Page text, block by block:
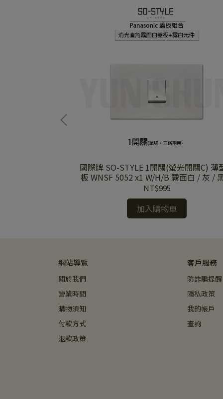
國際牌 SO-STYLE 1開關(螢光開關C) 薄型面
板 WNSF 5052 x1 W/H/B 霧面白 / 灰 /
板
NT$995
加入購物車
網站導覽
關於我們
營業時間
購物須知
付款方式
退款政策
客戶服務
防詐騙提醒
隱私政策
我的帳戶
查詢